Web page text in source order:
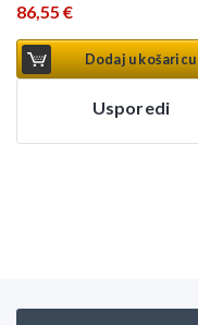
86,55 €
Dodaj u košaricu
Usporedi